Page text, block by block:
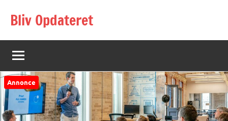
Bliv Opdateret
Annonce